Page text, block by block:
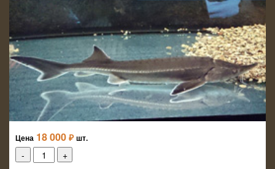
Цена 18 000 ₽ шт.